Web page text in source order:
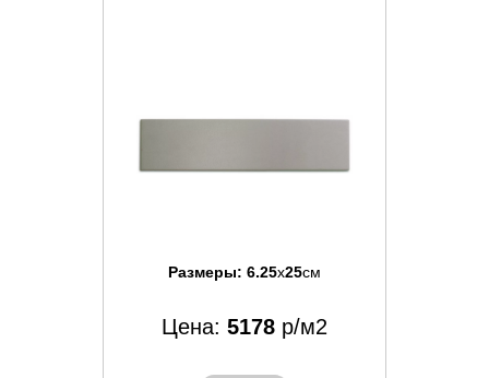
Размеры: 6.25x25см
Цена: 5178 р/м2